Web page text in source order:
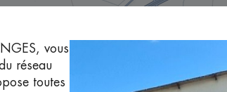
vous
réseau
toutes